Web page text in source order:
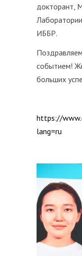
докторант,
ИББР.
событием!
больших
https://
lang=ru